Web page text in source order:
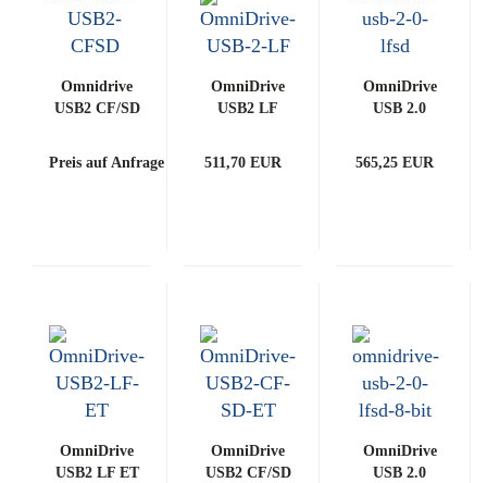
Omnidrive
USB2 CF/SD
Preis auf Anfrage
OmniDrive
USB2 LF
511,70 EUR
OmniDrive
USB 2.0
565,25 EUR
OmniDrive
USB2 LF ET
OmniDrive
USB2 CF/SD
OmniDrive
USB 2.0